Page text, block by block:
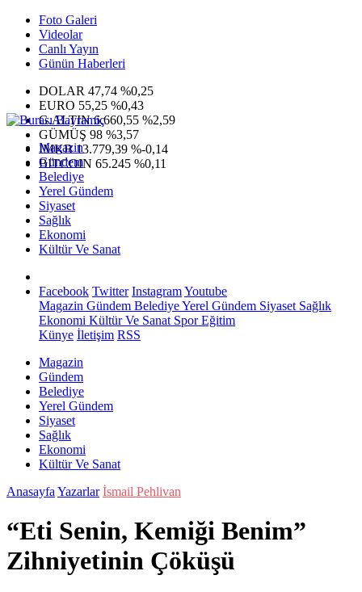
Foto Galeri
Videolar
Canlı Yayın
Günün Haberleri
DOLAR 47,74 %0,25
EURO 55,25 %0,43
G.ALTIN6.660,55 %2,59
GÜMÜŞ 98 %3,57
IMKB13.779,39 %-0,14
BITCOIN 65.245 %0,11
Magazin
Gündem
Belediye
Yerel Gündem
Siyaset
Sağlık
Ekonomi
Kültür Ve Sanat
Facebook Twitter InstagramYoutube
Magazin Gündem BelediyeYerel Gündem Siyaset Sağlık
Ekonomi Kültür Ve Sanat SporEğitim
Künye İletişim RSS
Magazin
Gündem
Belediye
Yerel Gündem
Siyaset
Sağlık
Ekonomi
Kültür Ve Sanat
Anasayfa Yazarlar İsmail Pehlivan
“Eti Senin, Kemiği Benim”
Zihniyetinin Çöküşü